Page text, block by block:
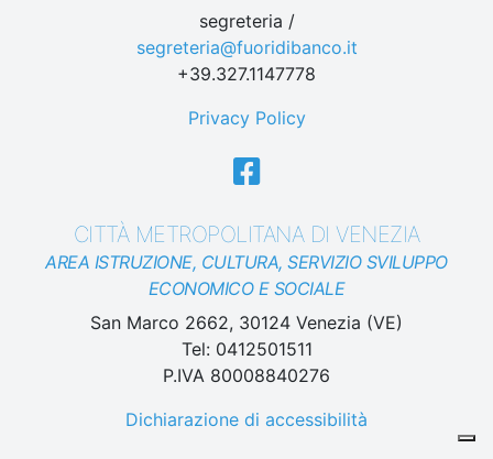
segreteria /
segreteria@fuoridibanco.it
+39.327.1147778
Privacy Policy
CITTÀ METROPOLITANA DI VENEZIA
AREA ISTRUZIONE, CULTURA, SERVIZIO SVILUPPO
ECONOMICO E SOCIALE
San Marco 2662, 30124 Venezia (VE)
Tel: 0412501511
P.IVA 80008840276
Dichiarazione di accessibilità